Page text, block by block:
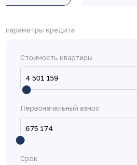
параметры кредита
Стоимость квартиры
Первоначальный взнос
Срок